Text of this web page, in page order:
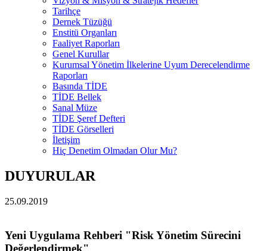
Tarihçe
Dernek Tüzüğü
Enstitü Organları
Faaliyet Raporları
Genel Kurullar
Kurumsal Yönetim İlkelerine Uyum Derecelendirme
Raporları
Basında TİDE
TİDE Bellek
Sanal Müze
TİDE Şeref Defteri
TİDE Görselleri
İletişim
Hiç Denetim Olmadan Olur Mu?
DUYURULAR
25.09.2019
Yeni Uygulama Rehberi "Risk Yönetim Sürecini
Değerlendirmek"